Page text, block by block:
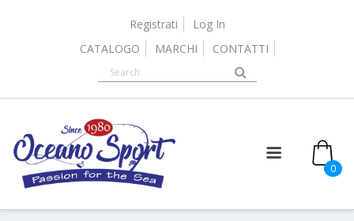
Registrati
Log In
CATALOGO
MARCHI CONTATTI
0